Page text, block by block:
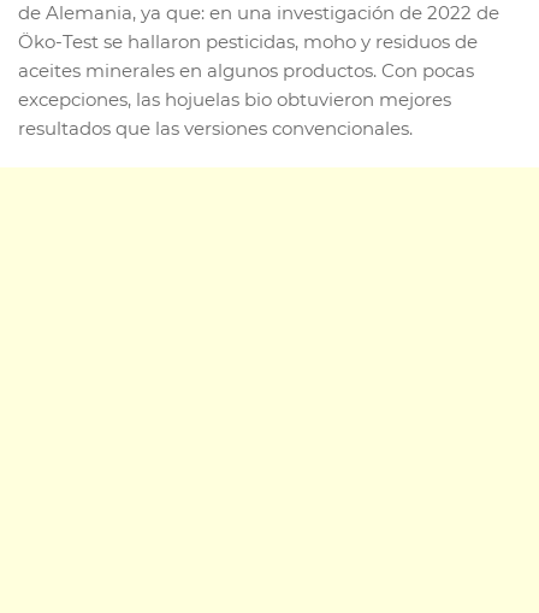
de Alemania, ya que: en una investigación de 2022 de
Öko-Test se hallaron pesticidas, moho y residuos de
aceites minerales en algunos productos. Con pocas
excepciones, las hojuelas bio obtuvieron mejores
resultados que las versiones convencionales.